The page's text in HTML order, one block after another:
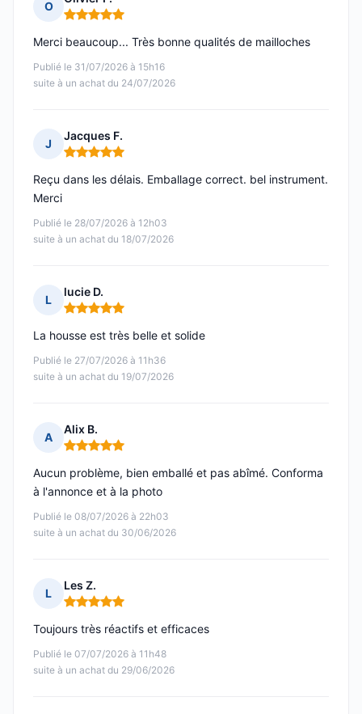
O
Note : 5 sur 5
Publié le 31/07/2026 à 15h16
suite à un achat du 24/07/2026
Merci beaucoup... Très bonne qualités de mailloches
J
Jacques F.
Note : 5 sur 5
Publié le 28/07/2026 à 12h03
suite à un achat du 18/07/2026
Reçu dans les délais. Emballage correct. bel instrument.
Merci
L
lucie D.
Note : 5 sur 5
Publié le 27/07/2026 à 11h36
suite à un achat du 19/07/2026
La housse est très belle et solide
A
Alix B.
Note : 5 sur 5
Publié le 08/07/2026 à 22h03
suite à un achat du 30/06/2026
Aucun problème, bien emballé et pas abîmé. Conforma
à l'annonce et à la photo
L
Les Z.
Note : 5 sur 5
Publié le 07/07/2026 à 11h48
suite à un achat du 29/06/2026
Toujours très réactifs et efficaces